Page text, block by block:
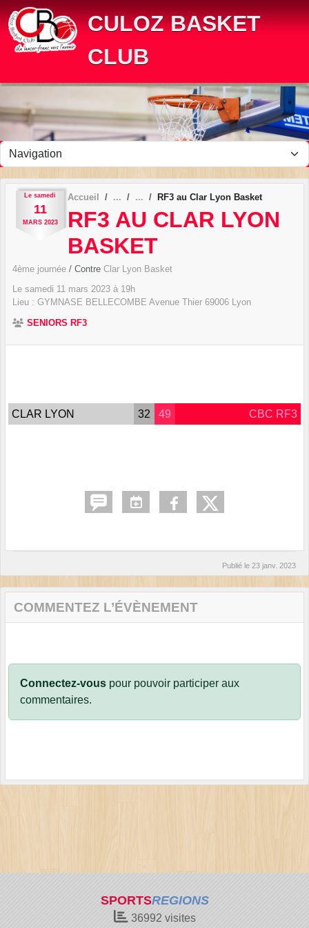
CULOZ BASKET
CLUB
Le samedi
11
MARS 2023
Accueil RF3 au Clar Lyon Basket
RF3 AU CLAR LYON
BASKET
4ème journée / Contre Clar Lyon Basket
Le samedi 11 mars 2023 à 19h
Lieu : GYMNASE BELLECOMBE Avenue Thier 69006 Lyon
SENIORS RF3
CLAR LYON 32 49 CBC RF3
Publié le 23 janv. 2023
COMMENTEZ L’ÉVÈNEMENT
Connectez-vous pour pouvoir participer aux
commentaires.
SPORTSREGIONS
36992 visites
Panneau de gestion des cookies